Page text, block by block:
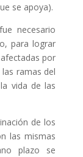
se apoya).
necesario
para lograr
por
ramas del
vida de las
de los
las mismas
plazo se